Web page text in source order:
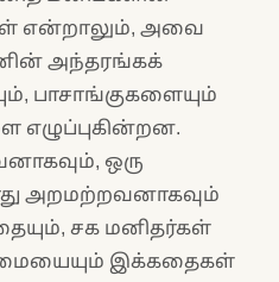
என்றாலும், அவை
அந்தரங்கக்
பாசாங்குகளையும்
எழுப்புகின்றன.
ஒரு
அறமற்றவனாகவும்
சக மனிதர்கள்
இக்கதைகள்